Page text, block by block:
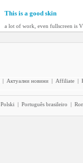
This is a good skin
a lot of work, even fullscreen is
| Актуални новини | Affiliate |
Polski | Português brasileiro |